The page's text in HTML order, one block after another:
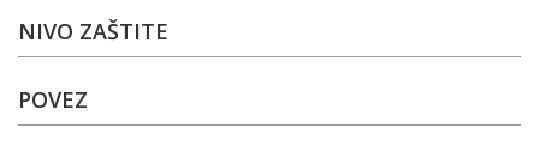
NIVO ZAŠTITE
POVEZ